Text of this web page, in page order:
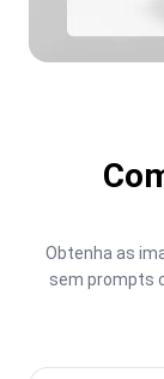
Obtenha as
sem prompts